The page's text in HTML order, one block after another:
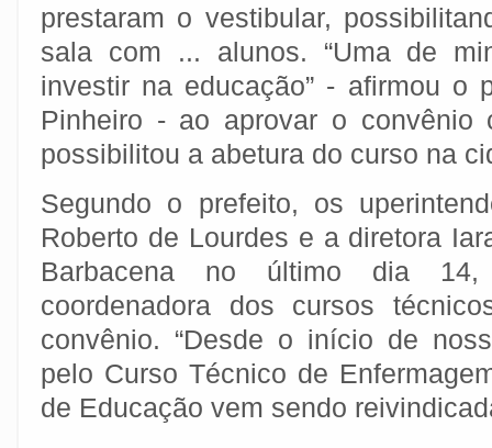
prestaram o vestibular,
sala com ... alunos. “Uma de
investir na educação” - afirmou o
Pinheiro - ao aprovar o
possibilitou a abetura do curso na
Segundo o prefeito, os
Roberto de Lourdes e a diretora
Barbacena no último dia
coordenadora dos cursos
convênio. “Desde o início de
pelo Curso Técnico de
de Educação vem sendo